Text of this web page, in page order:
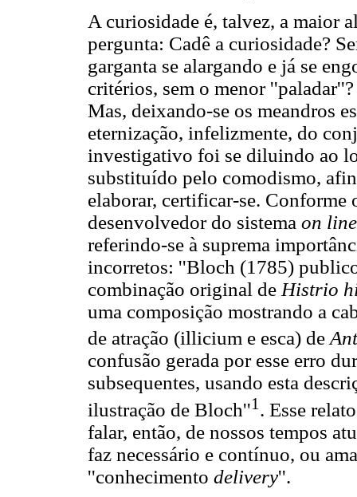
A curiosidade é, talvez, a maior
pergunta: Cadê a curiosidade?
garganta se alargando e já se
critérios, sem o menor
Mas, deixando-se os meandros
eternização, infelizmente, do
investigativo foi se diluindo ao
substituído pelo comodismo,
elaborar, certificar-se. Conforme
desenvolvedor do sistema on
referindo-se à suprema
incorretos: ''Bloch (1785)
combinação original de Histrio
uma composição mostrando a
de atração (illicium e esca) de
confusão gerada por esse erro
subsequentes, usando esta
ilustração de Bloch''1 . Esse
falar, então, de nossos tempos
faz necessário e contínuo, ou
''conhecimento delivery''.